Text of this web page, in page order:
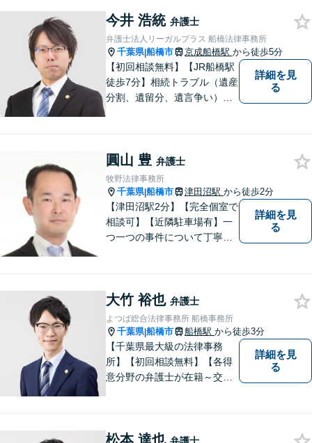
豊富な対応実績。セカンドオ
ピニオンも可能です【初回相
談無料】【夜間／土日祝日対
応可】
今井 浩統 弁護士
弁護士法人リーガルプラス 船橋法律事務所
千葉県|船橋市 京成船橋駅 から徒歩5分
【初回相談無料】【JR船橋駅
徒歩7分】相続トラブル（遺産
分割、遺留分、遺言争い）、
詳細を見
る
圓山 豊 弁護士
牧野法律事務所
千葉県|船橋市 津田沼駅 から徒歩2分
【津田沼駅2分】【完全個室で
相談可】【近隣駐車場有】一
つ一つの事件について丁寧に
市の牧野法律事務所へお気軽
にご相談下さい。
詳細を見
る
大竹 裕也 弁護士
よつば総合法律事務所 船橋事務所
千葉県|船橋市 船橋駅 から徒歩3分
【千葉県最大級の法律事務
所】【初回相談無料】【各得
意分野の弁護士が在籍～交通
詳細を見
る
松本 達也